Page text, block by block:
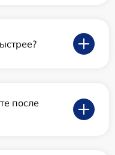
после